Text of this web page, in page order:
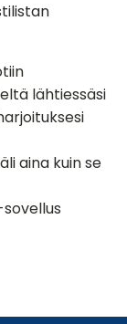
lähtiessäsi
aina kuin se